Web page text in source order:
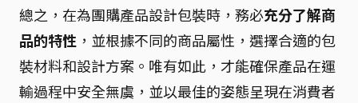
總之，在為團購產品設計包裝時，務必充分了解商
品的特性 ，並根據不同的商品屬性，選擇合適的包
裝材料和設計方案。唯有如此，才能確保產品在運
輸過程中安全無虞，並以最佳的姿態呈現在消費者